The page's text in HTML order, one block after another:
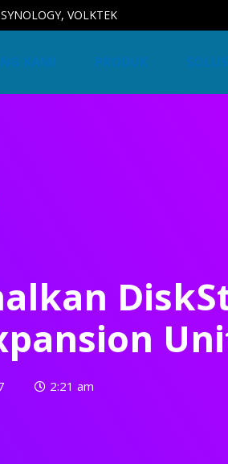
VOLKTEK
KAMI PRODUK
2:21 am